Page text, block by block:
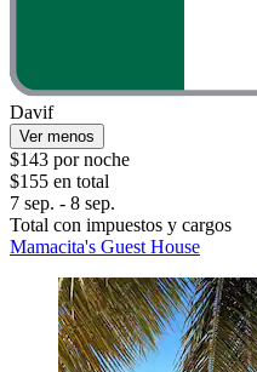
Davif
Ver menos
$143 por noche
$155 en total
7 sep. - 8 sep.
Total con impuestos y cargos
Mamacita's Guest House